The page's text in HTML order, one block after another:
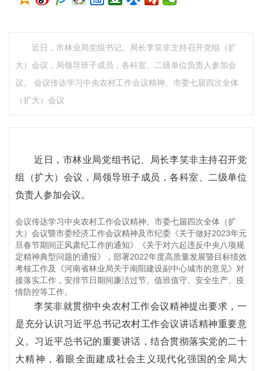
近日，市林业局党组书记、局长李笑非主持召开党组（扩
大）会议，局领导班子成员，各科室、二级单位负责人参加会
议。 会议传达学习中央农村工作会议精神、市委七届四次全体
（扩大）会议
近日，市林业局党组书记、局长李笑非主持召开党
组（扩大）会议，局领导班子成员，各科室、二级单位
负责人参加会议。
会议传达学习中央农村工作会议精神、市委七届四次全体（扩
大）会议暨市委经济工作会议精神及市纪委《关于做好2023年元
旦春节期间正风肃纪工作的通知》《关于对六起违反中央八项规
定精神典型问题的通报》，部署2022年度高质量发展暨目标绩效
考核工作及《河南省林业局关于南阳建设副中心城市的意见》对
接落实工作，安排节日期间廉洁过节、值班值守、安全生产、疫
情防控等工作。
李笑非就贯彻中央农村工作会议精神提出要求，一
是充分认识习近平总书记农村工作会议讲话精神重要意
义。习近平总书记的重要讲话，结合贯彻落实党的二十
大精神，着眼全面建成社会主义现代化强国的全局大